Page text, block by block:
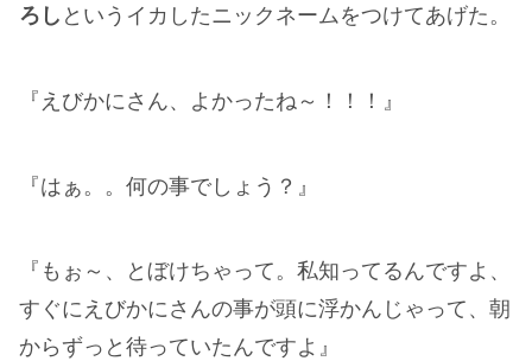
ろし というイカしたニックネームをつけてあげた。
『えびかにさん、よかったね～！！！』
『はぁ。。何の事でしょう？』
『もぉ～、とぼけちゃって。私知ってるんですよ、
すぐにえびかにさんの事が頭に浮かんじゃって、朝
からずっと待っていたんですよ』